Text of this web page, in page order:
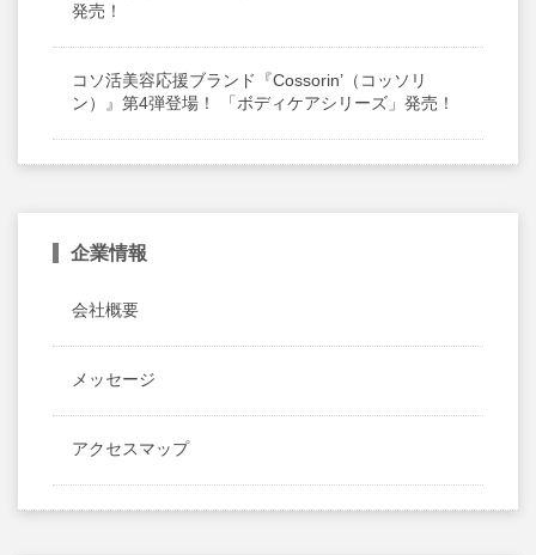
発売！
コソ活美容応援ブランド『Cossorin’（コッソリ
ン）』第4弾登場！ 「ボディケアシリーズ」発売！
企業情報
会社概要
メッセージ
アクセスマップ